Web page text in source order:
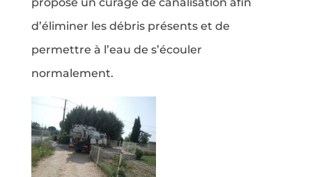
d’éliminer les débris présents et de
permettre à l’eau de s’écouler
normalement.